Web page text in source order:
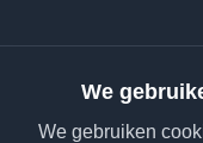
We
We gebruiken